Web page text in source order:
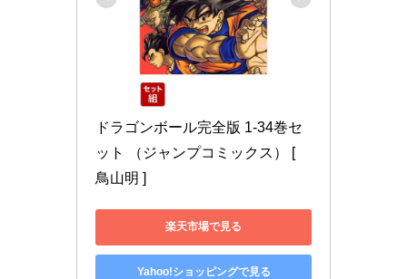
ドラゴンボール完全版 1-34巻セ
ット （ジャンプコミックス） [
鳥山明 ]
楽天市場で見る
Yahoo!ショッピングで見る